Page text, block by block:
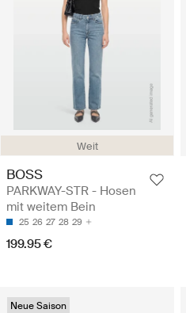
Weit
BOSS
PARKWAY-STR - Hosen
mit weitem Bein
25 26 27 28 29
199.95 €
Neue Saison